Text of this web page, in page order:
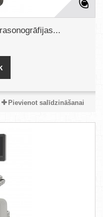
Pievienot salīdzināšanai